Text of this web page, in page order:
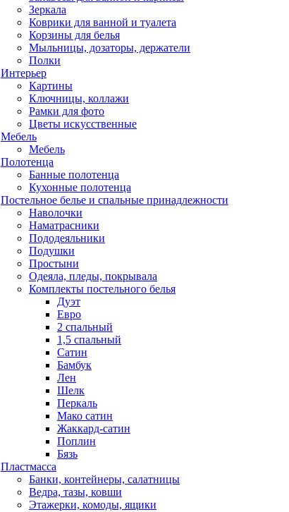
Зеркала
Коврики для ванной и туалета
Корзины для белья
Мыльницы, дозаторы, держатели
Полки
Интерьер
Картины
Ключницы, коллажи
Рамки для фото
Цветы искусственные
Мебель
Мебель
Полотенца
Банные полотенца
Кухонные полотенца
Постельное белье и спальные принадлежности
Наволочки
Наматрасники
Пододеяльники
Подушки
Простыни
Одеяла, пледы, покрывала
Комплекты постельного белья
Дуэт
Евро
2 спальный
1,5 спальный
Сатин
Бамбук
Лен
Шелк
Перкаль
Мако сатин
Жаккард-сатин
Поплин
Бязь
Пластмасса
Банки, контейнеры, салатницы
Ведра, тазы, ковши
Этажерки, комоды, ящики